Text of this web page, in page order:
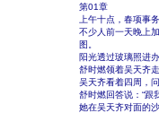
第01章
上午十点，春项事
不少人前一天晚上
图。
阳光透过玻璃照进
舒时燃领着吴天齐
吴天齐看着四周，
舒时燃回答说：“跟
她在吴天齐对面的